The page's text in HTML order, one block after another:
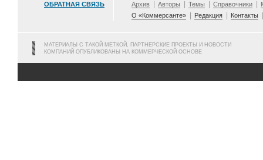
ОБРАТНАЯ СВЯЗЬ Архив Авторы Темы Справочники
О «Коммерсанте»
Редакция Контакты
МАТЕРИАЛЫ С ТАКОЙ МЕТКОЙ, ПАРТНЕРСКИЕ ПРОЕКТЫ И НОВОСТИ
КОМПАНИЙ ОПУБЛИКОВАНЫ НА КОММЕРЧЕСКОЙ ОСНОВЕ